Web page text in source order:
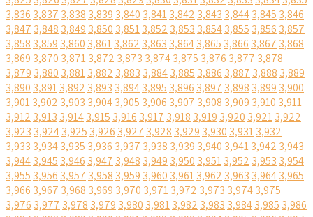
3,836 3,837 3,838 3,839 3,840 3,8413,842 3,843 3,8443,845 3,846
3,847 3,848 3,849 3,850 3,8513,852 3,853 3,8543,855 3,856 3,857
3,858 3,859 3,860 3,8613,862 3,863 3,8643,865 3,866 3,867 3,868
3,869 3,870 3,8713,872 3,873 3,8743,875 3,876 3,877 3,878
3,879 3,880 3,8813,882 3,883 3,8843,885 3,886 3,887 3,888 3,889
3,890 3,8913,892 3,893 3,8943,895 3,896 3,897 3,898 3,899 3,900
3,9013,902 3,903 3,9043,905 3,906 3,907 3,908 3,909 3,910 3,911
3,912 3,913 3,9143,915 3,916 3,917 3,918 3,919 3,920 3,9213,922
3,923 3,9243,925 3,926 3,927 3,928 3,929 3,930 3,9313,932
3,933 3,9343,935 3,936 3,937 3,938 3,939 3,940 3,9413,942 3,943
3,9443,945 3,946 3,947 3,948 3,949 3,950 3,9513,952 3,953 3,954
3,955 3,956 3,957 3,958 3,959 3,960 3,9613,962 3,963 3,9643,965
3,966 3,967 3,968 3,969 3,970 3,9713,972 3,973 3,9743,975
3,976 3,977 3,978 3,979 3,980 3,9813,982 3,983 3,9843,985 3,986